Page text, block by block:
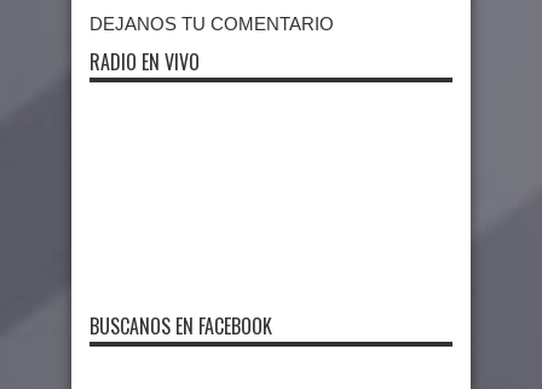
DEJANOS TU COMENTARIO
RADIO EN VIVO
BUSCANOS EN FACEBOOK